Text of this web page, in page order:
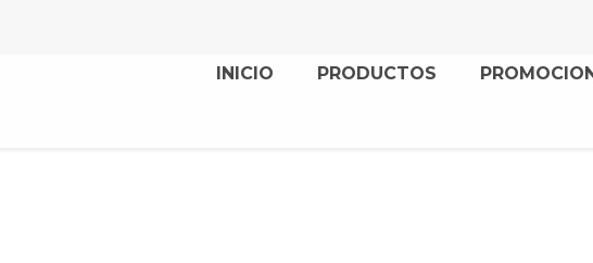
INICIO PRODUCTOS